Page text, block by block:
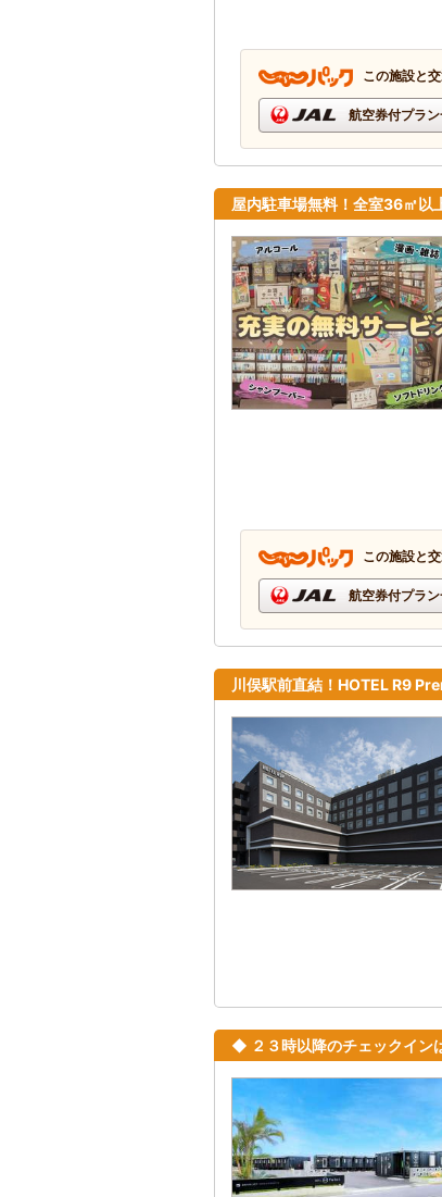
この施設と
航空券付プラ
屋内駐車場無料！全室36㎡以
この施設と
航空券付プラ
川俣駅前直結！HOTEL R9
◆ ２３時以降のチェックイン